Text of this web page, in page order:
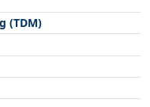
(TDM)